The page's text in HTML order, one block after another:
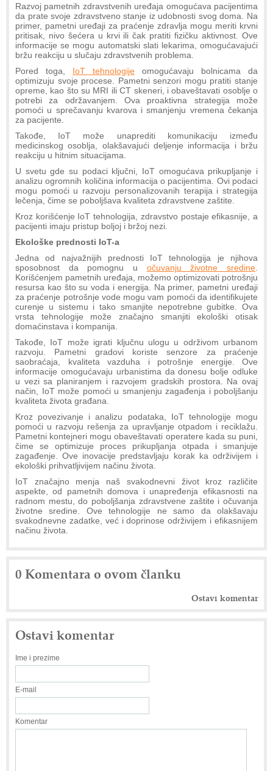
Razvoj pametnih zdravstvenih uređaja omogućava pacijentima
da prate svoje zdravstveno stanje iz udobnosti svog doma. Na
primer, pametni uređaji za praćenje zdravlja mogu meriti krvni
pritisak, nivo šećera u krvi ili čak pratiti fizičku aktivnost. Ove
informacije se mogu automatski slati lekarima, omogućavajući
bržu reakciju u slučaju zdravstvenih problema.
Pored toga, IoT tehnologije omogućavaju bolnicama da
optimizuju svoje procese. Pametni senzori mogu pratiti stanje
opreme, kao što su MRI ili CT skeneri, i obaveštavati osoblje o
potrebi za održavanjem. Ova proaktivna strategija može
pomoći u sprečavanju kvarova i smanjenju vremena čekanja
za pacijente.
Takođe, IoT može unaprediti komunikaciju između
medicinskog osoblja, olakšavajući deljenje informacija i bržu
reakciju u hitnim situacijama.
U svetu gde su podaci ključni, IoT omogućava prikupljanje i
analizu ogromnih količina informacija o pacijentima. Ovi podaci
mogu pomoći u razvoju personalizovanih terapija i strategija
lečenja, čime se poboljšava kvaliteta zdravstvene zaštite.
Kroz korišćenje IoT tehnologija, zdravstvo postaje efikasnije, a
pacijenti imaju pristup boljoj i bržoj nezi.
Ekološke prednosti IoT-a
Jedna od najvažnijih prednosti IoT tehnologija je njihova
sposobnost da pomognu u očuvanju životne sredine
Korišćenjem pametnih uređaja, možemo optimizovati potrošnju
resursa kao što su voda i energija. Na primer, pametni uređaji
za praćenje potrošnje vode mogu vam pomoći da identifikujete
curenje u sistemu i tako smanjite nepotrebne gubitke. Ova
vrsta tehnologije može značajno smanjiti ekološki otisak
domaćinstava i kompanija.
Takođe, IoT može igrati ključnu ulogu u održivom urbanom
razvoju. Pametni gradovi koriste senzore za praćenje
saobraćaja, kvaliteta vazduha i potrošnje energije. Ove
informacije omogućavaju urbanistima da donesu bolje odluke
u vezi sa planiranjem i razvojem gradskih prostora. Na ovaj
način, IoT može pomoći u smanjenju zagađenja i poboljšanju
kvaliteta života građana.
Kroz povezivanje i analizu podataka, IoT tehnologije mogu
pomoći u razvoju rešenja za upravljanje otpadom i reciklažu.
Pametni kontejneri mogu obaveštavati operatere kada su puni,
čime se optimizuje proces prikupljanja otpada i smanjuje
zagađenje. Ove inovacije predstavljaju korak ka održivijem i
ekološki prihvatljivijem načinu života.
IoT značajno menja naš svakodnevni život kroz različite
aspekte, od pametnih domova i unapređenja efikasnosti na
radnom mestu, do poboljšanja zdravstvene zaštite i očuvanja
životne sredine. Ove tehnologije ne samo da olakšavaju
svakodnevne zadatke, već i doprinose održivijem i efikasnijem
načinu života.
0 Komentara o ovom članku
Ostavi komentar
Ostavi komentar
Ime i prezime
E-mail
Komentar